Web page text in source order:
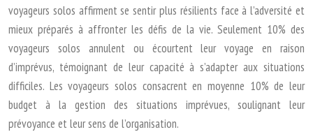
voyageurs solos affirment se sentir plus résilients face à l’adversité et
mieux préparés à affronter les défis de la vie. Seulement 10% des
voyageurs solos annulent ou écourtent leur voyage en raison
d’imprévus, témoignant de leur capacité à s’adapter aux situations
difficiles. Les voyageurs solos consacrent en moyenne 10% de leur
budget à la gestion des situations imprévues, soulignant leur
prévoyance et leur sens de l’organisation.